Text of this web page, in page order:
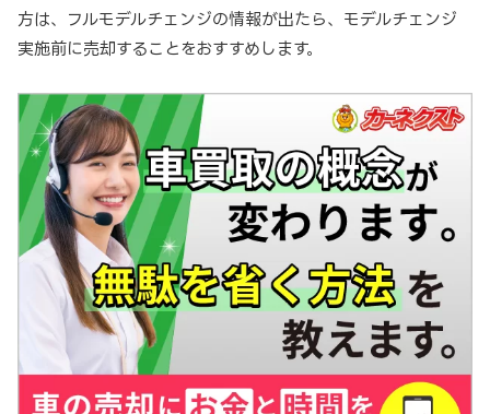
方は、フルモデルチェンジの情報が出たら、モデルチェンジ
実施前に売却することをおすすめします。